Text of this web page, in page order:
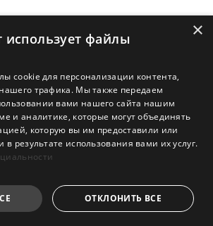
курсе последних новинок
статей блога и новостей
Подписаться
×
использует файлы
cookie для персонализации контента,
трафика. Мы также передаем
вами нашего сайта нашим
и аналитике, которые могут объединять
которую вы им предоставили или
в результате использования вами их услуг.
ОТКЛОНИТЬ ВСЕ